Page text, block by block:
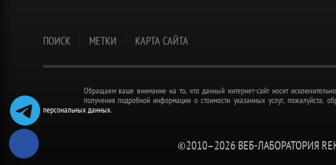
ПОИСК МЕТКИ КАРТА САЙТА
Обращаем ваше внимание на то, что данный интернет-сайт носит
получения подробной информации о стоимости указанных услуг, пожалуйста,
персональных данных.
©2010–2026 ВЕБ-ЛАБОРАТОРИЯ